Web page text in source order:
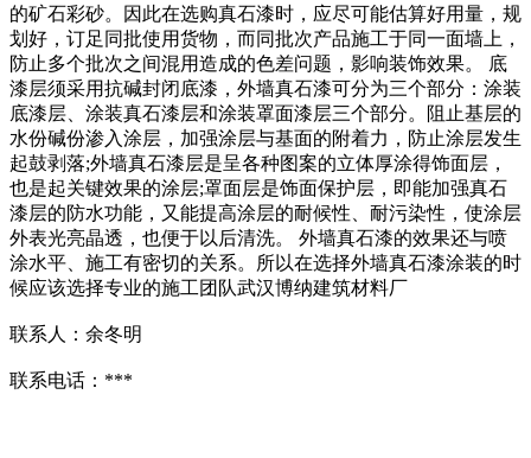
的矿石彩砂。因此在选购真石漆时，应尽可能估算好用量，规
划好，订足同批使用货物，而同批次产品施工于同一面墙上，
防止多个批次之间混用造成的色差问题，影响装饰效果。 底
漆层须采用抗碱封闭底漆，外墙真石漆可分为三个部分：涂装
底漆层、涂装真石漆层和涂装罩面漆层三个部分。阻止基层的
水份碱份渗入涂层，加强涂层与基面的附着力，防止涂层发生
起鼓剥落;外墙真石漆层是呈各种图案的立体厚涂得饰面层，
也是起关键效果的涂层;罩面层是饰面保护层，即能加强真石
漆层的防水功能，又能提高涂层的耐候性、耐污染性，使涂层
外表光亮晶透，也便于以后清洗。 外墙真石漆的效果还与喷
涂水平、施工有密切的关系。所以在选择外墙真石漆涂装的时
候应该选择专业的施工团队武汉博纳建筑材料厂
联系人：余冬明
联系电话：***